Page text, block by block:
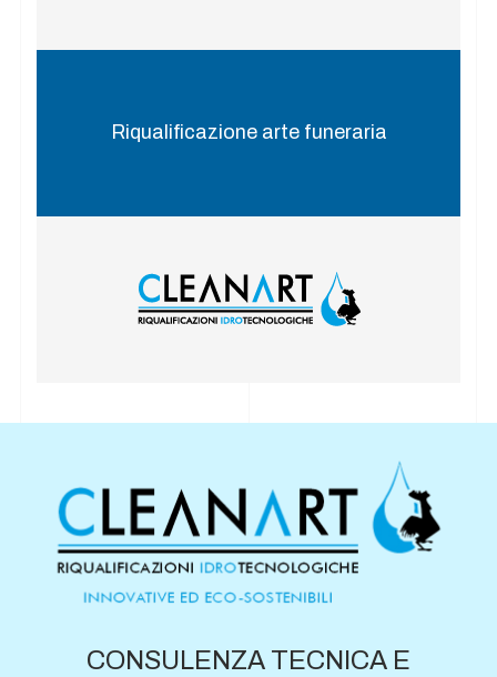
Riqualificazione arte funeraria
CONSULENZA TECNICA E